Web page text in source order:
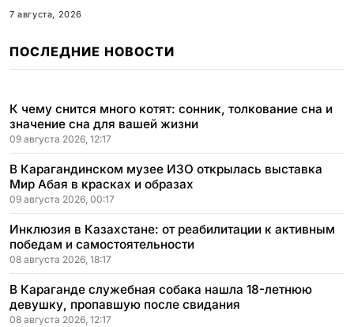
7 августа, 2026
ПОСЛЕДНИЕ НОВОСТИ
К чему снится много котят: сонник, толкование сна и
значение сна для вашей жизни
09 августа 2026, 12:17
В Карагандинском музее ИЗО открылась выставка
Мир Абая в красках и образах
09 августа 2026, 00:17
Инклюзия в Казахстане: от реабилитации к активным
победам и самостоятельности
08 августа 2026, 18:17
В Караганде служебная собака нашла 18-летнюю
девушку, пропавшую после свидания
08 августа 2026, 12:17